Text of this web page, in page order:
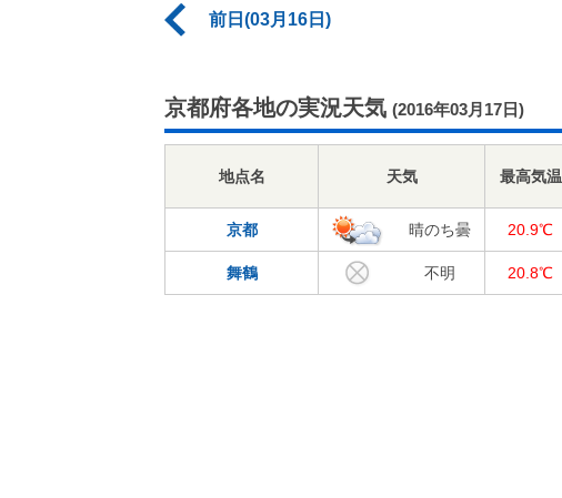
前日(03月16日)
京都府各地の実況天気 (2016年03月17日)
地点名 天気 最高気温
京都 晴のち曇 20.9℃
舞鶴 不明 20.8℃